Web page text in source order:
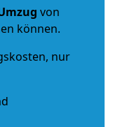
von
können.
nur